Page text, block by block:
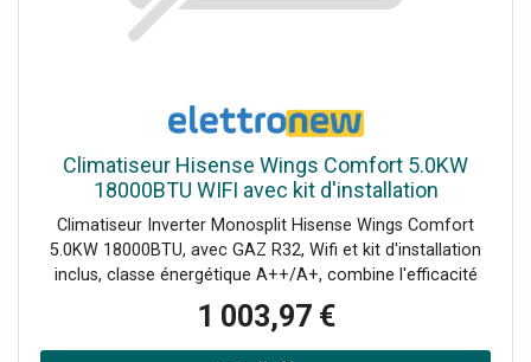
Climatiseur Hisense Wings Comfort 5.0KW
18000BTU WIFI avec kit d'installation
Climatiseur Inverter Monosplit Hisense Wings Comfort
5.0KW 18000BTU, avec GAZ R32, Wifi et kit d'installation
inclus, classe énergétique A++/A+, combine l'efficacité
énergétique, la connectivité intelligente et une gamme
complète de fonctionnalités avancées pour assurer un
environnement confortable à tout moment. Idéal pour
1 003,97 €